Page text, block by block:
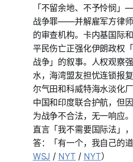
「不留余地、不予怜悯
战争罪——并解雇军方律
的审查机构。卡内基国际
平民伤亡正强化伊朗政权
战争」的叙事。人权观察
水，海湾盟友担忧连锁报
尔气田和科威特海水淡化
中国和印度联合护航，但
为战争不合法，无一响应
直言「我不需要国际法」
答：「有一个，我自己的
WSJ / NYT / NYT）